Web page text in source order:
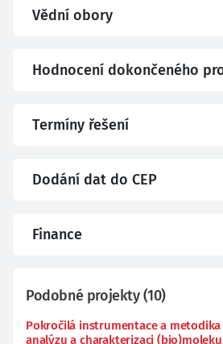
Vědní obory
Hodnocení dokončeného
Termíny řešení
Dodání dat do CEP
Finance
Podobné projekty(10)
Pokročilá instrumentace a metodika
analýzu a charakterizaci